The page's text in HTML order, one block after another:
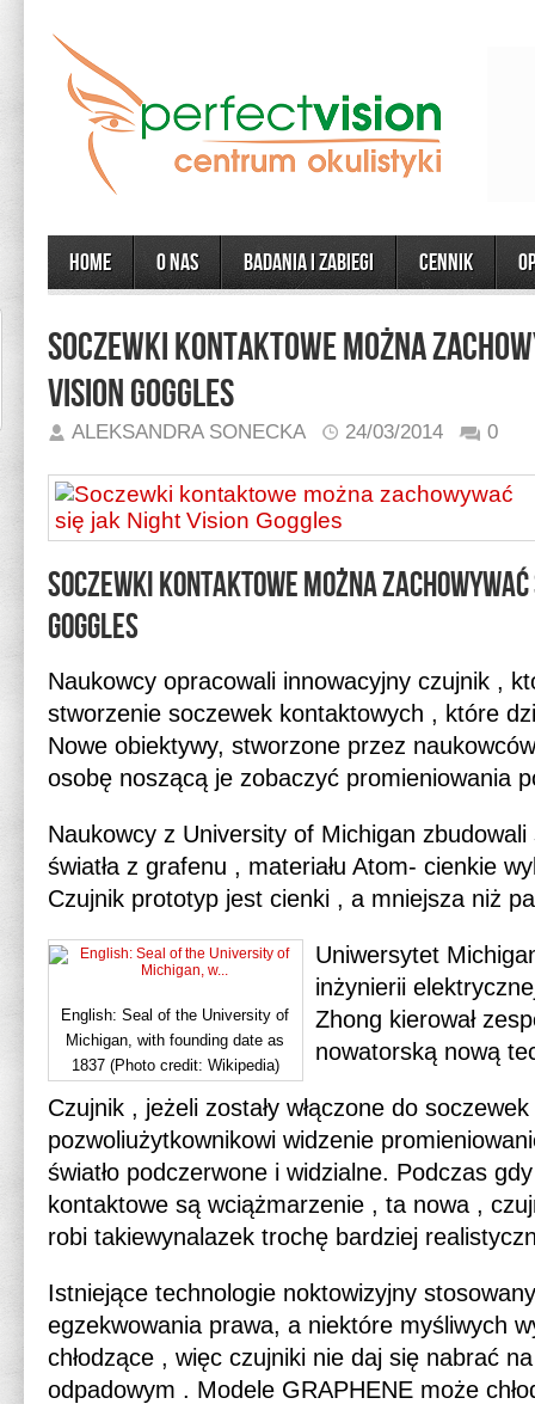
Home O Nas Badania i zabiegi CENNIK
Soczewki kontaktowe można
Vision Goggles
ALEKSANDRA SONECKA 24/03/2014 0
Soczewki kontaktowe można
Goggles
Naukowcy opracowali innowacyjny czujnik ,
stworzenie soczewek kontaktowych , które
Nowe obiektywy, stworzone przez
osobę noszącą je zobaczyć promieniowania
Naukowcy z University of Michigan
światła z grafenu , materiału Atom- cienkie
Czujnik prototyp jest cienki , a mniejsza niż
English: Seal of the University of
Michigan, with founding date as
1837 (Photo credit: Wikipedia)
Uniwersytet
inżynierii
Zhong kierował
nowatorską nową
Czujnik , jeżeli zostały włączone do
pozwoliużytkownikowi widzenie
światło podczerwone i widzialne. Podczas
kontaktowe są wciążmarzenie , ta nowa ,
robi takiewynalazek trochę bardziej
Istniejące technologie noktowizyjny
egzekwowania prawa, a niektóre myśliwych
chłodzące , więc czujniki nie daj się nabrać na
odpadowym . Modele GRAPHENE może